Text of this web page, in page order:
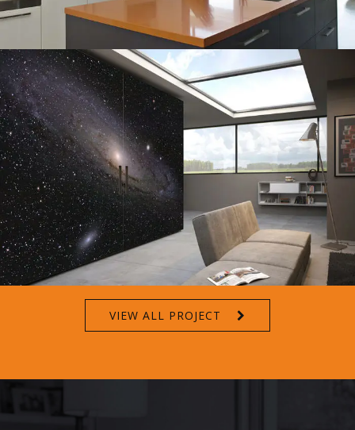
VIEW ALL PROJECT